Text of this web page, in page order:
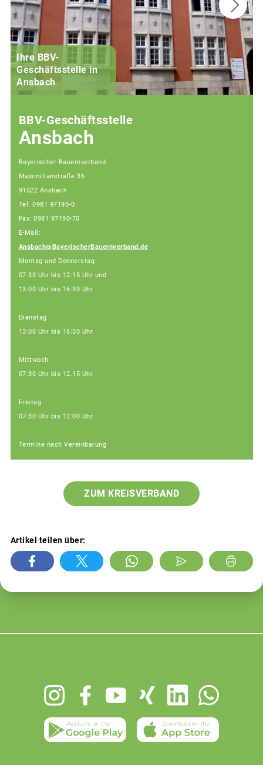
Ihre BBV-
Geschäftsstelle in
Ansbach
BBV-Geschäftsstelle
Ansbach
Bayerischer Bauernverband
Maximilianstraße 36
91522 Ansbach
Tel: 0981 97190-0
Fax: 0981 97190-70
E-Mail:
Ansbach@BayerischerBauernverband.de
Montag und Donnerstag
07:30 Uhr bis 12:15 Uhr und
13:00 Uhr bis 16:30 Uhr
Dienstag
13:00 Uhr bis 16:30 Uhr
Mittwoch
07:30 Uhr bis 12.15 Uhr
Freitag
07:30 Uhr bis 12:00 Uhr
Termine nach Vereinbarung
ZUM KREISVERBAND
Artikel teilen über: